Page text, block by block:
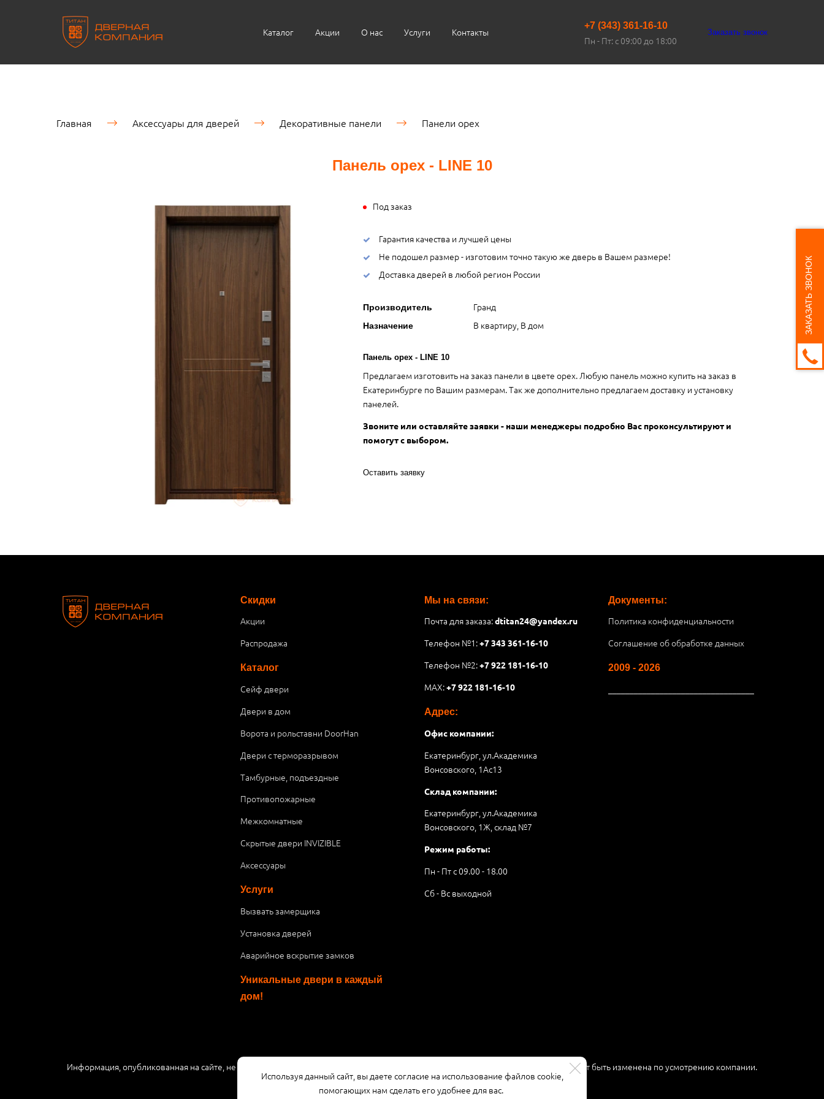
Каталог Акции О нас Услуги Контакты
+7 (343) 361-16-10
Пн - Пт: с 09:00 до 18:00
Заказать звонок
Используя данный сайт, вы даете согласие на использование файлов cookie,
помогающих нам сделать его удобнее для вас.
Главная Аксессуары для дверей Декоративные панели Панели орех
Панель орех - LINE 10
Под заказ
Гарантия качества и лучшей цены
Не подошел размер - изготовим точно такую же дверь в Вашем размере!
Доставка дверей в любой регион России
Производитель Гранд
Назначение В квартиру, В дом
Панель орех - LINE 10
Предлагаем изготовить на заказ панели в цвете орех. Любую панель можно купить на заказ в
Екатеринбурге по Вашим размерам. Так же дополнительно предлагаем доставку и установку
панелей.
Звоните или оставляйте заявки - наши менеджеры подробно Вас проконсультируют и
помогут с выбором.
Оставить заявку
Скидки
Акции
Распродажа
Каталог
Сейф двери
Двери в дом
Ворота и рольставни DoorHan
Двери с терморазрывом
Тамбурные, подъездные
Противопожарные
Межкомнатные
Скрытые двери INVIZIBLE
Аксессуары
Услуги
Вызвать замерщика
Установка дверей
Аварийное вскрытие замков
Уникальные двери в каждый
дом!
Мы на связи:
Почта для заказа:dtitan24@yandex.ru
Телефон №1:+7 343 361-16-10
Телефон №2:+7 922 181-16-10
MAX:+7 922 181-16-10
Адрес:
Офис компании:
Екатеринбург, ул.Академика
Вонсовского, 1Аc13
Склад компании:
Екатеринбург, ул.Академика
Вонсовского, 1Ж, склад №7
Режим работы:
Пн - Пт с 09.00 - 18.00
Сб - Вс выходной
Документы:
Политика конфиденциальности
Соглашение об обработке данных
2009 - 2026
Информация, опубликованная на сайте, не является публичной офертой или рекламой, а носит информационный характер и может быть изменена по усмотрению компании.
ЗАКАЗАТЬ ЗВОНОК